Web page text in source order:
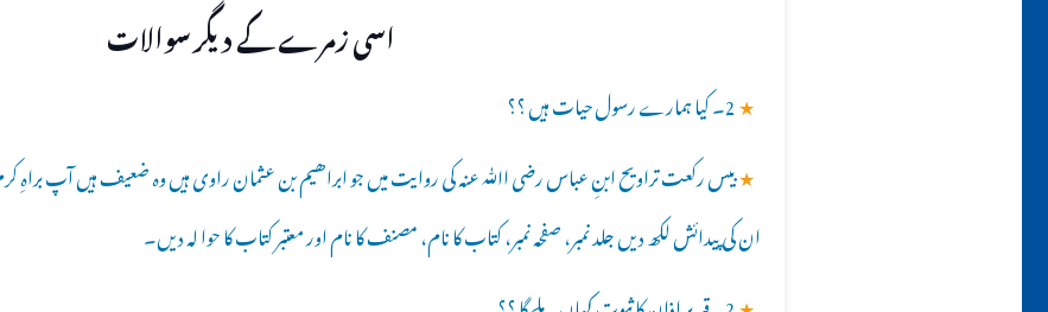
اسی زمرے کے دیگر سوالات
★2۔ کیا ہمارے رسول حیات ہیں ؟؟
★بیس رکعت تراویح ابنِ عباس رضی اﷲ عنہ کی روایت میں جو ابراھیم بن عثمان راوی ہیں وہ ضعیف ہیں آپ براہِ
ان کی پیدائش لکھ دیں جلد نمبر، صفحہ نمبر، کتاب کا نام، مصنف کا نام اور معتبر کتاب کا حوا لہ دیں۔